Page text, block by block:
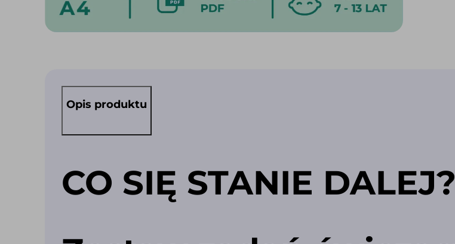
Opis produktu
CO SIĘ STANIE DALEJ?